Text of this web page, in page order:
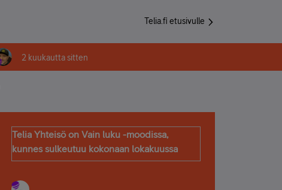
Telia.fi etusivulle
2 kuukautta sitten
Telia Yhteisö on Vain luku -moodissa,
kunnes sulkeutuu kokonaan lokakuussa